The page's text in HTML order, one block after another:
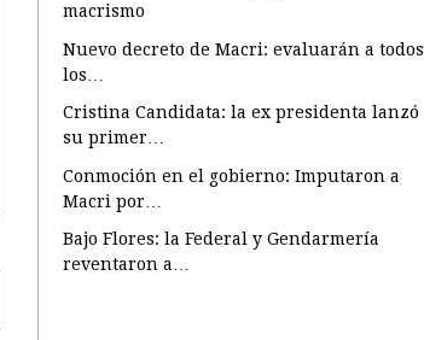
macrismo
Nuevo decreto de Macri: evaluarán a todos
los…
Cristina Candidata: la ex presidenta lanzó
su primer…
Conmoción en el gobierno: Imputaron a
Macri por…
Bajo Flores: la Federal y Gendarmería
reventaron a…